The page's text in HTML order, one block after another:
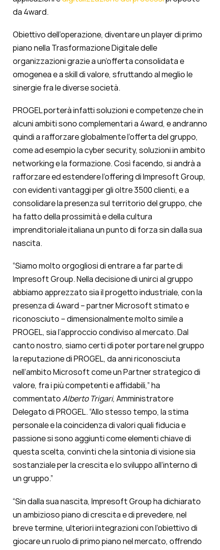
da 4ward.
Obiettivo dell’operazione, diventare un player di primo
piano nella Trasformazione Digitale delle
organizzazioni grazie a un’offerta consolidata e
omogenea e a skill di valore, sfruttando al meglio le
sinergie fra le diverse società.
PROGEL porterà infatti soluzioni e competenze che in
alcuni ambiti sono complementari a 4ward, e andranno
quindi a rafforzare globalmente l’offerta del gruppo,
come ad esempio la cyber security, soluzioni in ambito
networking e la formazione. Così facendo, si andrà a
rafforzare ed estendere l’offering di Impresoft Group,
con evidenti vantaggi per gli oltre 3500 clienti, e a
consolidare la presenza sul territorio del gruppo, che
ha fatto della prossimità e della cultura
imprenditoriale italiana un punto di forza sin dalla sua
nascita.
“Siamo molto orgogliosi di entrare a far parte di
Impresoft Group. Nella decisione di unirci al gruppo
abbiamo apprezzato sia il progetto industriale, con la
presenza di 4ward – partner Microsoft stimato e
riconosciuto – dimensionalmente molto simile a
PROGEL, sia l’approccio condiviso al mercato. Dal
canto nostro, siamo certi di poter portare nel gruppo
la reputazione di PROGEL, da anni riconosciuta
nell’ambito Microsoft come un Partner strategico di
valore, fra i più competenti e affidabili,” ha
commentatoAlberto Trigari, Amministratore
Delegato di PROGEL. “Allo stesso tempo, la stima
personale e la coincidenza di valori quali fiducia e
passione si sono aggiunti come elementi chiave di
questa scelta, convinti che la sintonia di visione sia
sostanziale per la crescita e lo sviluppo all’interno di
un gruppo.”
“Sin dalla sua nascita, Impresoft Group ha dichiarato
un ambizioso piano di crescita e di prevedere, nel
breve termine, ulteriori integrazioni con l’obiettivo di
giocare un ruolo di primo piano nel mercato, offrendo